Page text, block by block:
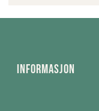
Informasjon